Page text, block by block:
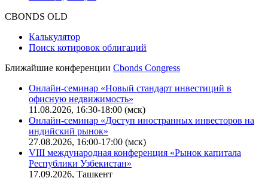
Оферта для юридических лиц
IT-аккредитация
Поиск котировок облигаций
Ближайшие конференцииCbonds Congress
Онлайн-семинар «Новый стандарт инвестиций в
офисную недвижимость»
11.08.2026, 16:30-18:00 (мск)
Онлайн-семинар «Доступ иностранных инвесторов на
индийский рынок»